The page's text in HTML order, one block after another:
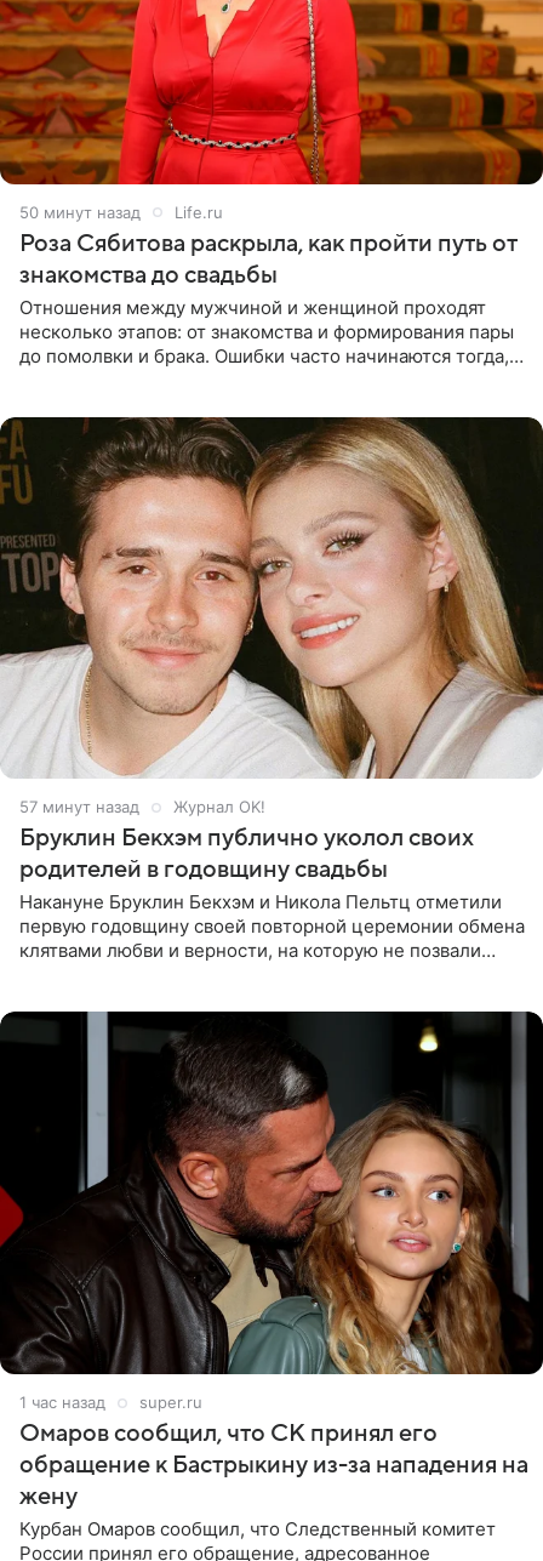
50 минут назад Life.ru
Роза Сябитова раскрыла, как пройти путь от
знакомства до свадьбы
Отношения между мужчиной и женщиной проходят
несколько этапов: от знакомства и формирования пары
до помолвки и брака. Ошибки часто начинаются тогда,
57 минут назад Журнал OK!
Бруклин Бекхэм публично уколол своих
родителей в годовщину свадьбы
Накануне Бруклин Бекхэм и Никола Пельтц отметили
первую годовщину своей повторной церемонии обмена
клятвами любви и верности, на которую не позвали
1 час назад super.ru
Омаров сообщил, что СК принял его
обращение к Бастрыкину из-за нападения на
жену
Курбан Омаров сообщил, что Следственный комитет
России принял его обращение, адресованное